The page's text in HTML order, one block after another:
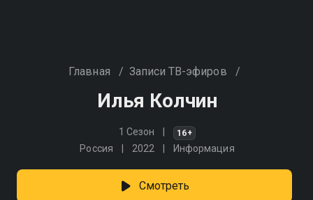
Главная / Записи ТВ-эфиров /
Илья Колчин
1 Сезон 16+
Россия 2022 Информация
Смотреть